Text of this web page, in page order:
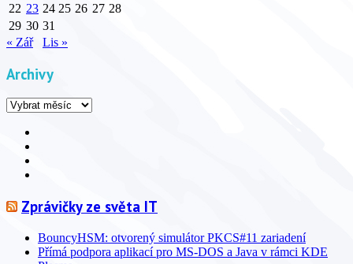
22 23 24 25 26 27 28
29 30 31
« Zář
Lis »
Archivy
Archivy
Zprávičky ze světa IT
BouncyHSM: otvorený simulátor PKCS#11 zariadení
Přímá podpora aplikací pro MS-DOS a Java v rámci KDE